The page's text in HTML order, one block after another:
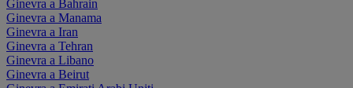
Ginevra a Bahrain
Ginevra a Manama
Ginevra a Iran
Ginevra a Tehran
Ginevra a Libano
Ginevra a Beirut